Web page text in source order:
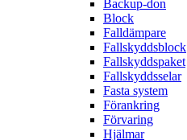
Backup-don
Block
Falldämpare
Fallskyddsblock
Fallskyddspaket
Fallskyddsselar
Fasta system
Förankring
Förvaring
Hjälmar